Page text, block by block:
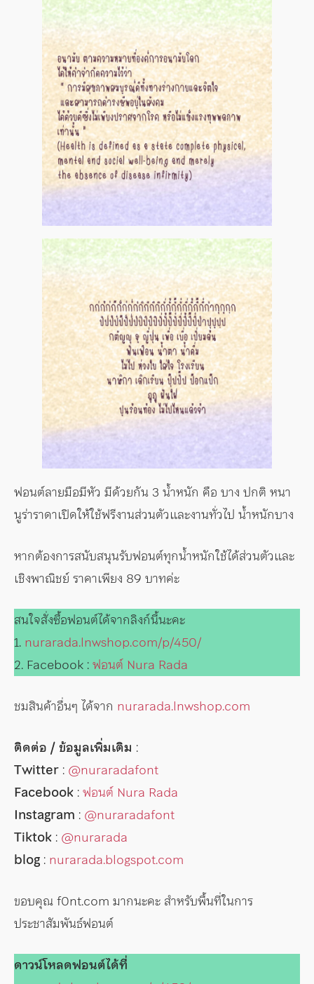
ฟอนต์ลายมือมีหัว มีด้วยกัน 3 น้ำหนัก คือ บาง ปกติ หนา
นูร่าราดาเปิดให้ใช้ฟรีงานส่วนตัวและงานทั่วไป น้ำหนักบาง
หากต้องการสนับสนุนรับฟอนต์ทุกน้ำหนักใช้ได้ส่วนตัวและ
เชิงพาณิชย์ ราคาเพียง 89 บาทค่ะ
สนใจสั่งซื้อฟอนต์ได้จากลิงก์นี้นะคะ
1. nurarada.lnwshop.com/p/450/
2. Facebook :ฟอนต์ Nura Rada
ชมสินค้าอื่นๆ ได้จาก nurarada.lnwshop.com
ติดต่อ / ข้อมูลเพิ่มเติม :
Twitter : @nuraradafont
Facebook :ฟอนต์ Nura Rada
Instagram : @nuraradafont
Tiktok : @nurarada
blog : nurarada.blogspot.com
ขอบคุณ f0nt.com มากนะคะ สำหรับพื้นที่ในการ
ประชาสัมพันธ์ฟอนต์
ดาวน์โหลดฟอนต์ได้ที่